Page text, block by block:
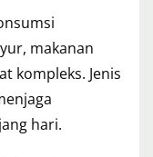
makanan
kompleks. Jenis
hari.